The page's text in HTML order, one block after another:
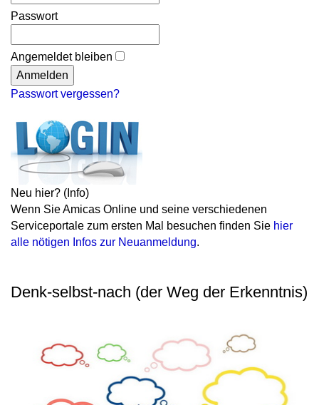
Passwort
Angemeldet bleiben
Passwort vergessen?
Neu hier? (Info)
Wenn Sie Amicas Online und seine verschiedenen
Serviceportale zum ersten Mal besuchen finden Sie hier
alle nötigen Infos zur Neuanmeldung.
Denk-selbst-nach (der Weg der Erkenntnis)